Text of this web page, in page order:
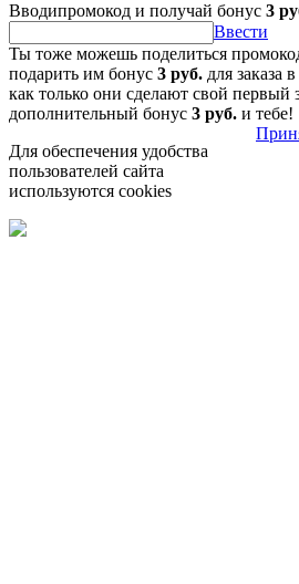
Вводипромокод и получай бонус 3
Ввести
Ты тоже можешь поделиться
подарить им бонус 3 руб. для
как только они сделают свой первый
дополнительный бонус 3 руб. и тебе!
Для обеспечения удобства
пользователей сайта
используются cookies